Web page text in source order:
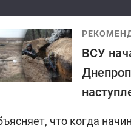
ВСУ
что когда